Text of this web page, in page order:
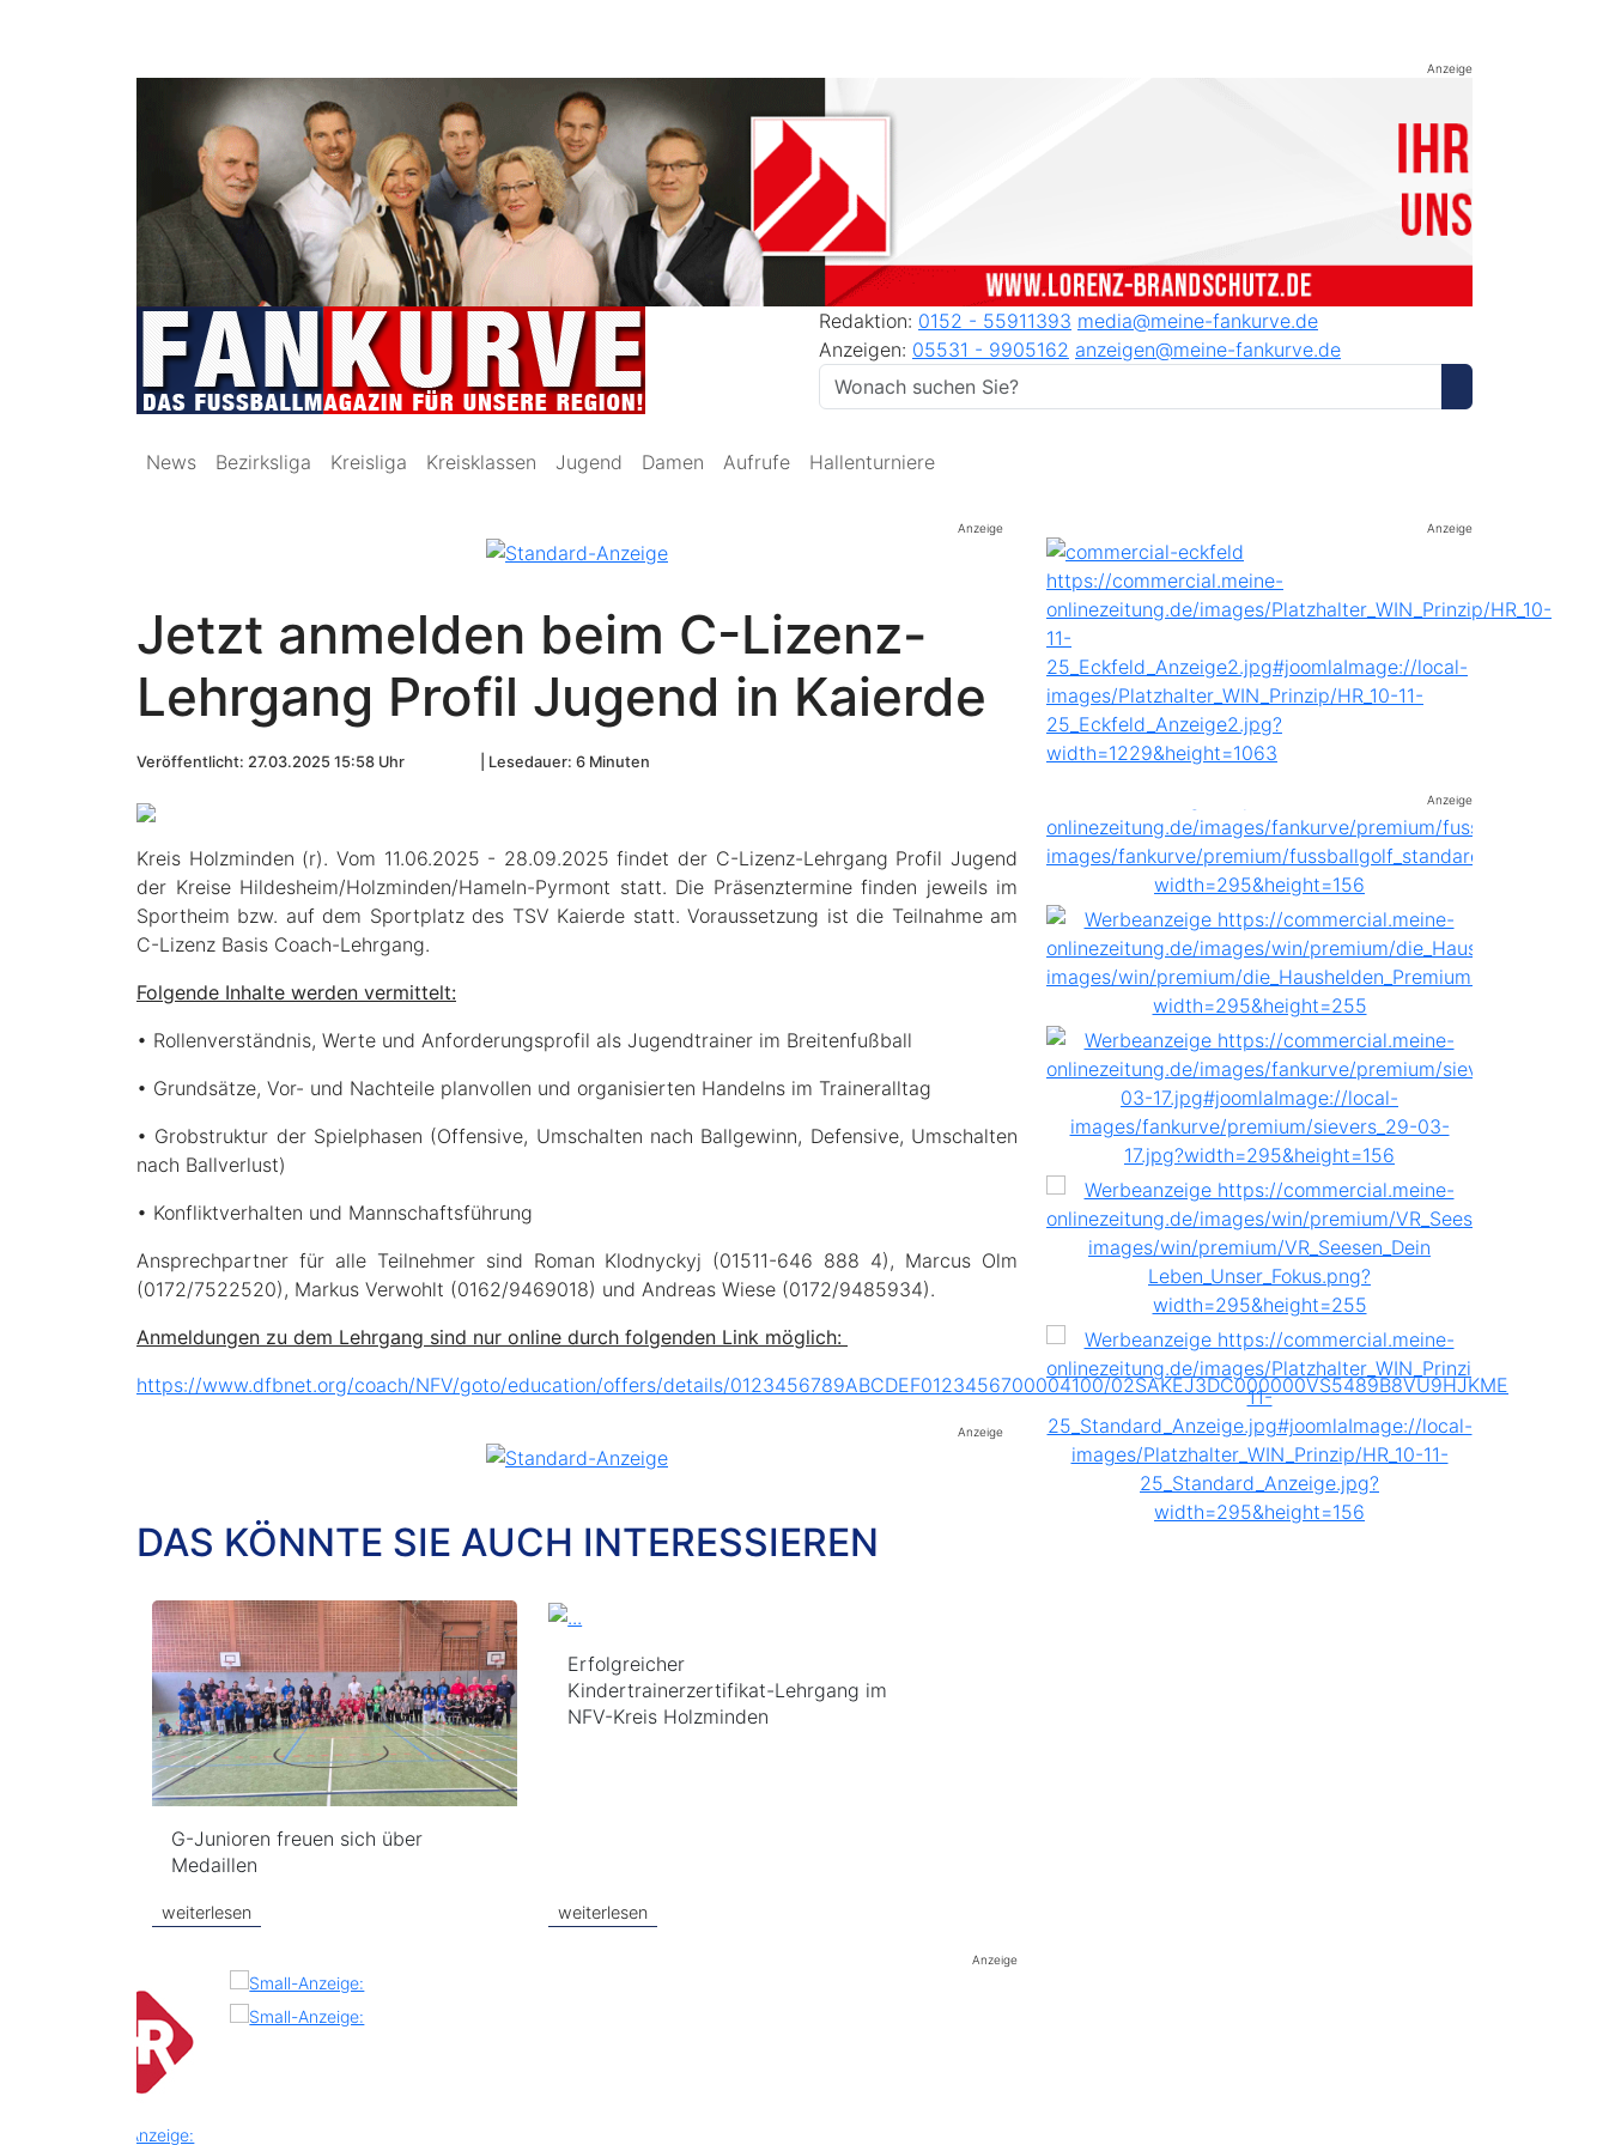
Anzeige
Redaktion: 0152 - 55911393 media@meine-fankurve.de
Anzeigen: 05531 - 9905162 anzeigen@meine-fankurve.de
News Bezirksliga Kreisliga Kreisklassen Jugend Damen Aufrufe Hallenturniere
Anzeige
Jetzt anmelden beim C-Lizenz-
Lehrgang Profil Jugend in Kaierde
Veröffentlicht: 27.03.2025 15:58 Uhr Lesedauer: 6 Minuten
Kreis Holzminden (r). Vom 11.06.2025 - 28.09.2025 findet der C-Lizenz-Lehrgang Profil Jugend
der Kreise Hildesheim/Holzminden/Hameln-Pyrmont statt. Die Präsenztermine finden jeweils im
Sportheim bzw. auf dem Sportplatz des TSV Kaierde statt. Voraussetzung ist die Teilnahme am
C-Lizenz Basis Coach-Lehrgang.
Folgende Inhalte werden vermittelt:
• Rollenverständnis, Werte und Anforderungsprofil als Jugendtrainer im Breitenfußball
• Grundsätze, Vor- und Nachteile planvollen und organisierten Handelns im Traineralltag
• Grobstruktur der Spielphasen (Offensive, Umschalten nach Ballgewinn, Defensive, Umschalten
nach Ballverlust)
• Konfliktverhalten und Mannschaftsführung
Ansprechpartner für alle Teilnehmer sind Roman Klodnyckyj (01511-646 888 4), Marcus Olm
(0172/7522520), Markus Verwohlt (0162/9469018) und Andreas Wiese (0172/9485934).
Anmeldungen zu dem Lehrgang sind nur online durch folgenden Link möglich:
https://www.dfbnet.org/coach/NFV/goto/education/offers/details/0123456789ABCDEF0123456700004100/02SAKEJ3DC000000VS5489B8VU9HJKME
Anzeige
DAS KÖNNTE SIE AUCH INTERESSIEREN
G-Junioren freuen sich über
Medaillen
weiterlesen
Erfolgreicher
Kindertrainerzertifikat-Lehrgang im
NFV-Kreis Holzminden
weiterlesen
Anzeige
Anzeige
Anzeige